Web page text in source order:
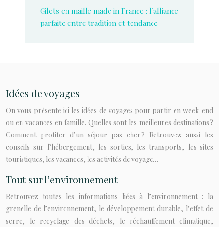
Gilets en maille made in France : l’alliance
parfaite entre tradition et tendance
Idées de voyages
On vous présente ici les idées de voyages pour partir en week-end
ou en vacances en famille. Quelles sont les meilleures destinations ?
Comment profiter d’un séjour pas cher ? Retrouvez aussi les
conseils sur l’hébergement, les sorties, les transports, les sites
touristiques, les vacances, les activités de voyage…
Tout sur l’environnement
Retrouvez toutes les informations liées à l’environnement : la
grenelle de l’environnement, le développement durable, l’effet de
serre, le recyclage des déchets, le réchauffement climatique,